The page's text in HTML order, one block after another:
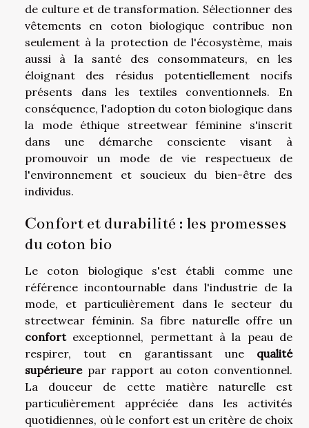
de culture et de transformation. Sélectionner des
vêtements en coton biologique contribue non
seulement à la protection de l'écosystème, mais
aussi à la santé des consommateurs, en les
éloignant des résidus potentiellement nocifs
présents dans les textiles conventionnels. En
conséquence, l'adoption du coton biologique dans
la mode éthique streetwear féminine s'inscrit
dans une démarche consciente visant à
promouvoir un mode de vie respectueux de
l'environnement et soucieux du bien-être des
individus.
Confort et durabilité : les promesses
du coton bio
Le coton biologique s'est établi comme une
référence incontournable dans l'industrie de la
mode, et particulièrement dans le secteur du
streetwear féminin. Sa fibre naturelle offre un
confortexceptionnel, permettant à la peau de
respirer, tout en garantissant une qualité
supérieurepar rapport au coton conventionnel.
La douceur de cette matière naturelle est
particulièrement appréciée dans les activités
quotidiennes, où le confort est un critère de choix